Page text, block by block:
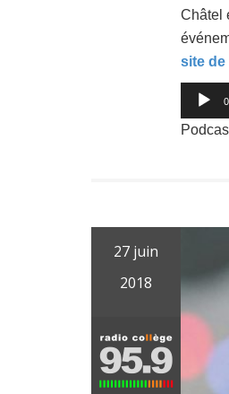
Châtel
site de
Lecteur
audio
27 juin
2018